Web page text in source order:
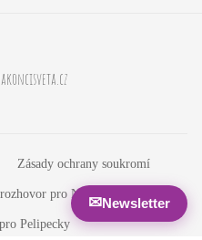
Zásady ochrany soukromí
pro Newyorský Dwell
Pelipecky
✉Newsletter